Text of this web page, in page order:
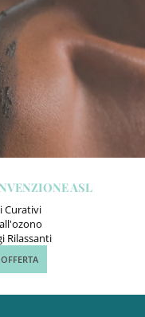
Drenante
per Rigenerarsi
Nutriente